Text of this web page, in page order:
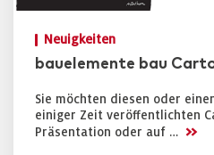
Neuigkeiten
bauelemente bau
Sie möchten diesen oder
einiger Zeit veröffentlichten
Präsentation oder auf … >>